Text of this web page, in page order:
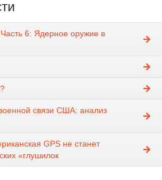
6: Ядерное оружие в
связи США: анализ
GPS не станет
«глушилок